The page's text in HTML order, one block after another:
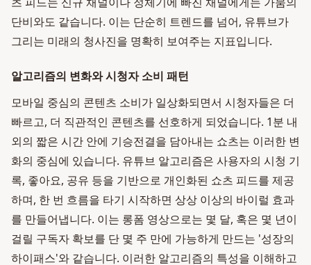
단비와도 같습니다. 이는 단순히 트렌드를 넘어, 유튜브가
그리는 미래의 청사진을 명확히 보여주는 지표입니다.
알고리즘의 변화와 시청자 소비 패턴
모바일 중심의 콘텐츠 소비가 일상화되면서 시청자들은 더
빠르고, 더 직관적인 콘텐츠를 선호하게 되었습니다. 1분 내
외의 짧은 시간 안에 기승전결을 담아내는 쇼츠는 이러한 변
화의 중심에 있습니다. 유튜브 알고리즘은 사용자의 시청 기
록, 좋아요, 공유 등을 기반으로 개인화된 쇼츠 피드를 제공
하며, 한 번 흐름을 타기 시작하면 상상 이상의 바이럴 효과
를 만들어냅니다. 이는 롱폼 영상으로는 몇 달, 혹은 몇 년이
걸릴 구독자 확보를 단 몇 주 만에 가능하게 만드는 '성장의
하이패스'와 같습니다. 이러한 알고리즘의 특성을 이해하고